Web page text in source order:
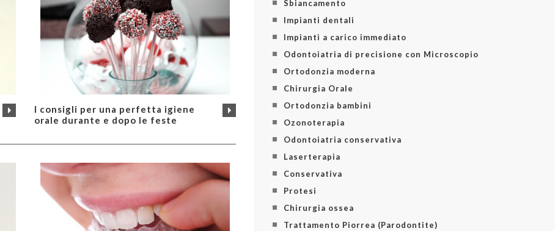
I consigli per una perfetta igiene
orale durante e dopo le feste
Sbiancamento
Impianti dentali
Impianti a carico immediato
Odontoiatria di precisione con Microscopio
Ortodonzia moderna
Chirurgia Orale
Ortodonzia bambini
Ozonoterapia
Odontoiatria conservativa
Laserterapia
Conservativa
Protesi
Chirurgia ossea
Trattamento Piorrea (Parodontite)